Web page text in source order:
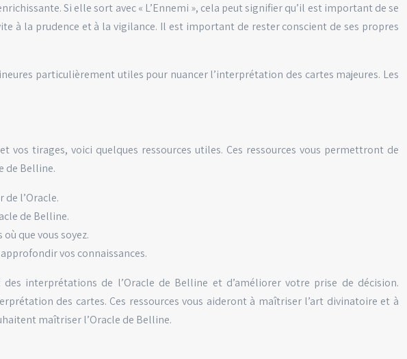
Si elle sort avec « L’Ennemi », cela peut signifier qu’il est important de se
à la prudence et à la vigilance. Il est important de rester conscient de ses propres
particulièrement utiles pour nuancer l’interprétation des cartes majeures. Les
tirages, voici quelques ressources utiles. Ces ressources vous permettront de
de Belline.
l’Oracle.
de Belline.
que vous soyez.
vos connaissances.
interprétations de l’Oracle de Belline et d’améliorer votre prise de décision.
des cartes. Ces ressources vous aideront à maîtriser l’art divinatoire et à
maîtriser l’Oracle de Belline.